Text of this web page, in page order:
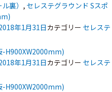
裏） , セレステグラウンド Sスポ
年1月31日カテゴリー セレステ
-H900XW2000mm)
年1月31日カテゴリー セレステ
-H900XW2000mm)